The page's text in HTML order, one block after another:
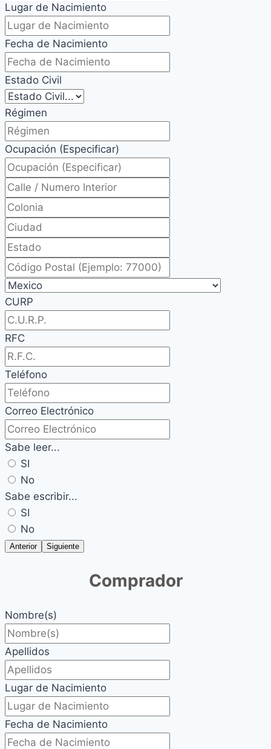
Lugar de Nacimiento
Fecha de Nacimiento
Estado Civil
Régimen
Ocupación (Especificar)
CURP
RFC
Teléfono
Correo Electrónico
Sabe leer...
SI
No
Sabe escribir...
SI
No
Anterior Siguiente
Comprador
Nombre(s)
Apellidos
Lugar de Nacimiento
Fecha de Nacimiento